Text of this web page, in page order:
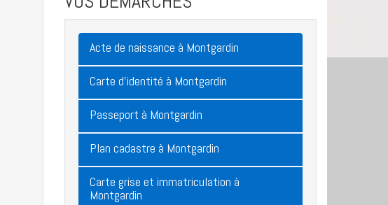
Acte de naissance à Montgardin
Carte d'identité à Montgardin
Passeport à Montgardin
Plan cadastre à Montgardin
Carte grise et immatriculation à
Montgardin